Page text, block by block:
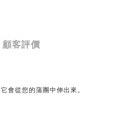
顧客評價
會從您的蒲團中伸出來。